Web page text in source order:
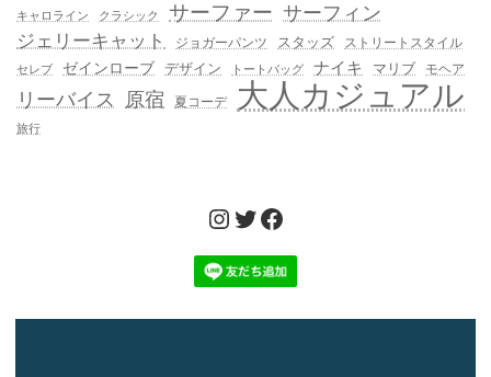
キャロライン クラシック サーファー サーフィン
ジェリーキャット
ジョガーパンツ スタッズ ストリートスタイル
セレブ ゼインローブ デザイン トートバッグ ナイキ マリブ モヘア
リーバイス 原宿 夏コーデ 大人カジュアル
旅行
Instagram
Twitter
Facebook